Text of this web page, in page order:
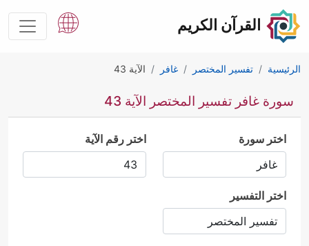
القرآن الكريم
الرئيسية تفسير المختصر غافر الآية 43
سورة غافر تفسير المختصر الآية 43
اختر سورة اختر رقم الآية
اختر التفسير